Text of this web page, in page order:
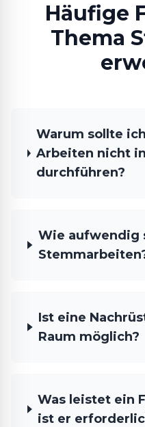
Häufige
Thema
Warum sollte
Arbeiten nicht
durchführen?
Wie aufwendig
Ist eine
Raum möglich?
Was leistet ein
ist er